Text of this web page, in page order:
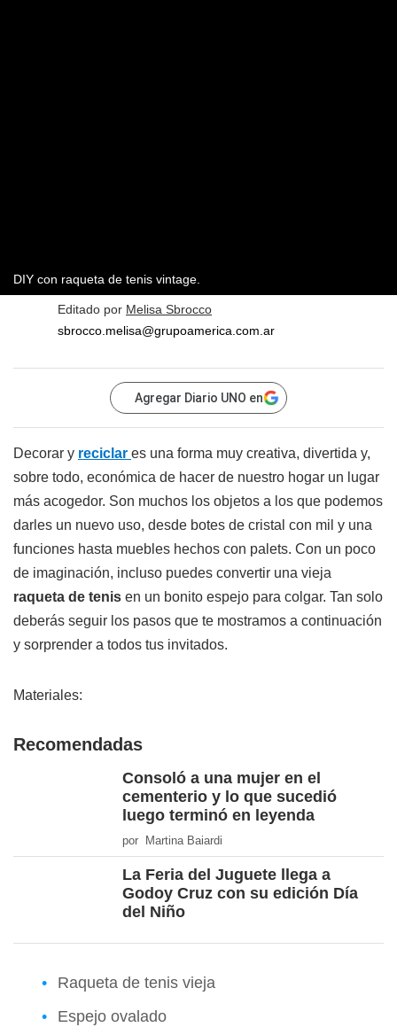
DIY con raqueta de tenis vintage.
Editado por Melisa Sbrocco
sbrocco.melisa@grupoamerica.com.ar
Agregar Diario UNO en
Decorar y reciclar es una forma muy creativa, divertida y,
sobre todo, económica de hacer de nuestro hogar un lugar
más acogedor. Son muchos los objetos a los que podemos
darles un nuevo uso, desde botes de cristal con mil y una
funciones hasta muebles hechos con palets. Con un poco
de imaginación, incluso puedes convertir una vieja
raqueta de tenis en un bonito espejo para colgar. Tan solo
deberás seguir los pasos que te mostramos a continuación
y sorprender a todos tus invitados.
Materiales:
Recomendadas
Consoló a una mujer en el
cementerio y lo que sucedió
luego terminó en leyenda
por Martina Baiardi
La Feria del Juguete llega a
Godoy Cruz con su edición Día
del Niño
Raqueta de tenis vieja
Espejo ovalado